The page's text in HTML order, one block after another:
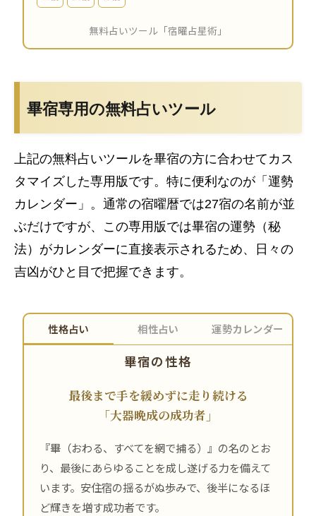
畢宿専用の無料占いツール
上記の無料占いツールを畢宿の方に合わせてカス
タマイズした専用版です。特に便利なのが「運勢
カレンダー」。通常の宿曜暦では27宿の名前が並
ぶだけですが、この専用版では畢宿の運勢（秘
法）がカレンダーに直接表示されるため、日々の
吉凶がひと目で把握できます。